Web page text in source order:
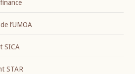
l’UMOA
SICA
STAR